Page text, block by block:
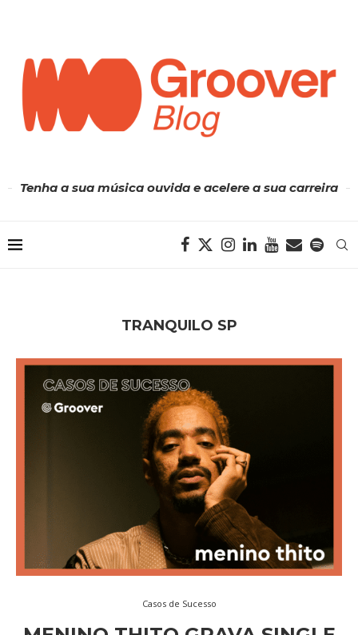
Tenha a sua música ouvida e acelere a sua carreira
TRANQUILO SP
Casos de Sucesso